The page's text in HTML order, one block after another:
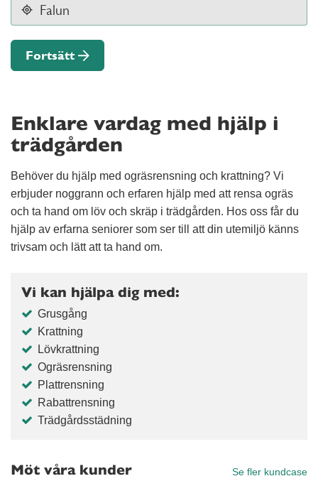
Fortsätt
Enklare vardag med hjälp i
trädgården
Behöver du hjälp med ogräsrensning och krattning? Vi
erbjuder noggrann och erfaren hjälp med att rensa ogräs
och ta hand om löv och skräp i trädgården. Hos oss får du
hjälp av erfarna seniorer som ser till att din utemiljö känns
trivsam och lätt att ta hand om.
Vi kan hjälpa dig med:
Grusgång
Krattning
Lövkrattning
Ogräsrensning
Plattrensning
Rabattrensning
Trädgårdsstädning
Möt våra kunder Se fler kundcase